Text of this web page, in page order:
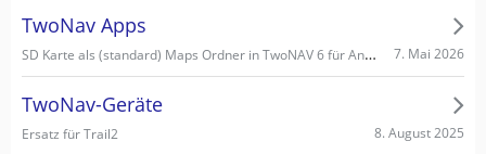
TwoNav Apps
SD Karte als (standard) Maps Ordner in TwoNAV 6 für Android einstellen/wählen 7. Mai 2026
TwoNav-Geräte
Ersatz für Trail2 8. August 2025